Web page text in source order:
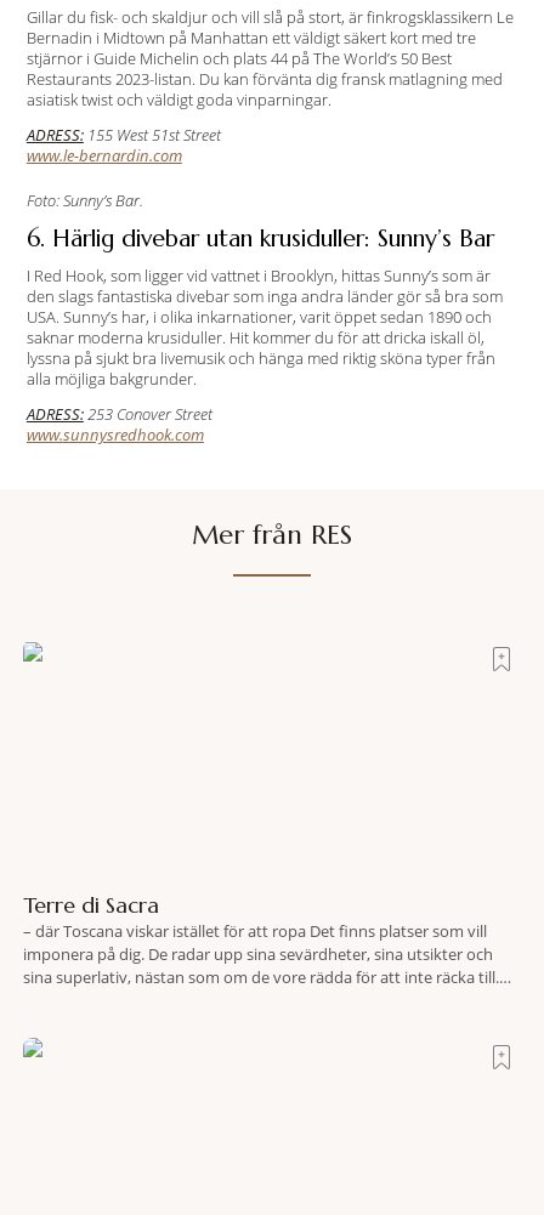
Gillar du fisk- och skaldjur och vill slå på stort, är finkrogsklassikern Le
Bernadin i Midtown på Manhattan ett väldigt säkert kort med tre
stjärnor i Guide Michelin och plats 44 på The World’s 50 Best
Restaurants 2023-listan. Du kan förvänta dig fransk matlagning med
asiatisk twist och väldigt goda vinparningar.
ADRESS:155 West 51st Street
www.le-bernardin.com
Foto: Sunny’s Bar.
6. Härlig divebar utan krusiduller: Sunny’s Bar
I Red Hook, som ligger vid vattnet i Brooklyn, hittas Sunny’s som är
den slags fantastiska divebar som inga andra länder gör så bra som
USA. Sunny’s har, i olika inkarnationer, varit öppet sedan 1890 och
saknar moderna krusiduller. Hit kommer du för att dricka iskall öl,
lyssna på sjukt bra livemusik och hänga med riktig sköna typer från
alla möjliga bakgrunder.
ADRESS:253 Conover Street
www.sunnysredhook.com
Mer från RES
Terre di Sacra
– där Toscana viskar istället för att ropa Det finns platser som vill
imponera på dig. De radar upp sina sevärdheter, sina utsikter och
sina superlativ, nästan som om de vore rädda för att inte räcka till.